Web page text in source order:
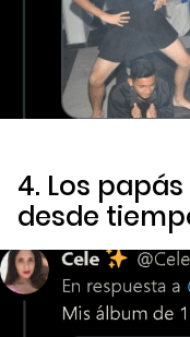
4. Los
desde